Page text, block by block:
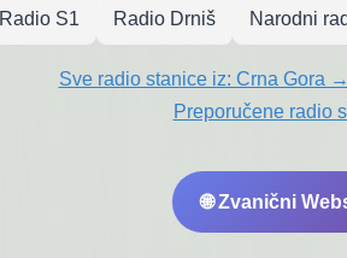
Radio S1 Radio Drniš Narodni
Sve radio stanice iz: Crna Gora →
Preporučene radio
🌐 Zvanični